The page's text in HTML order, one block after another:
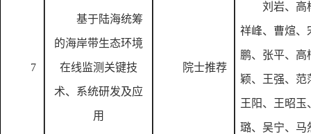
7
基于陆海统筹
的海岸带生态环境
在线监测关键技
术、系统研发及应
用
院士推荐
刘岩、高
祥峰、曹煊、
鹏、张平、高
颖、王强、范
王阳、王昭玉
璐、吴宁、马